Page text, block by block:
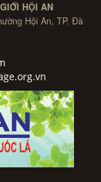
HỘI AN
Hội An, TP. Đà